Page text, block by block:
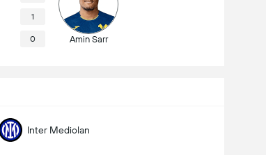
Inter Mediolan
1
0 Amin Sarr